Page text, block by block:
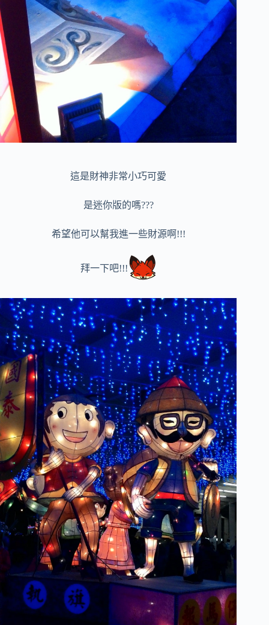
這是財神非常小巧可愛
是迷你版的嗎???
希望他可以幫我進一些財源啊!!!
拜一下吧!!!